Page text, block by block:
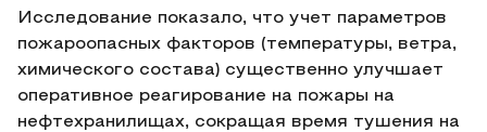
Исследование показало, что учет параметров
пожароопасных факторов (температуры, ветра,
химического состава) существенно улучшает
оперативное реагирование на пожары на
нефтехранилищах, сокращая время тушения на